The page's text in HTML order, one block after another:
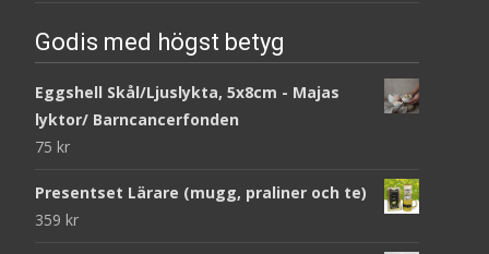
Godis med högst betyg
Eggshell Skål/Ljuslykta, 5x8cm - Majas
lyktor/ Barncancerfonden
75 kr
Presentset Lärare (mugg, praliner och te)
359 kr